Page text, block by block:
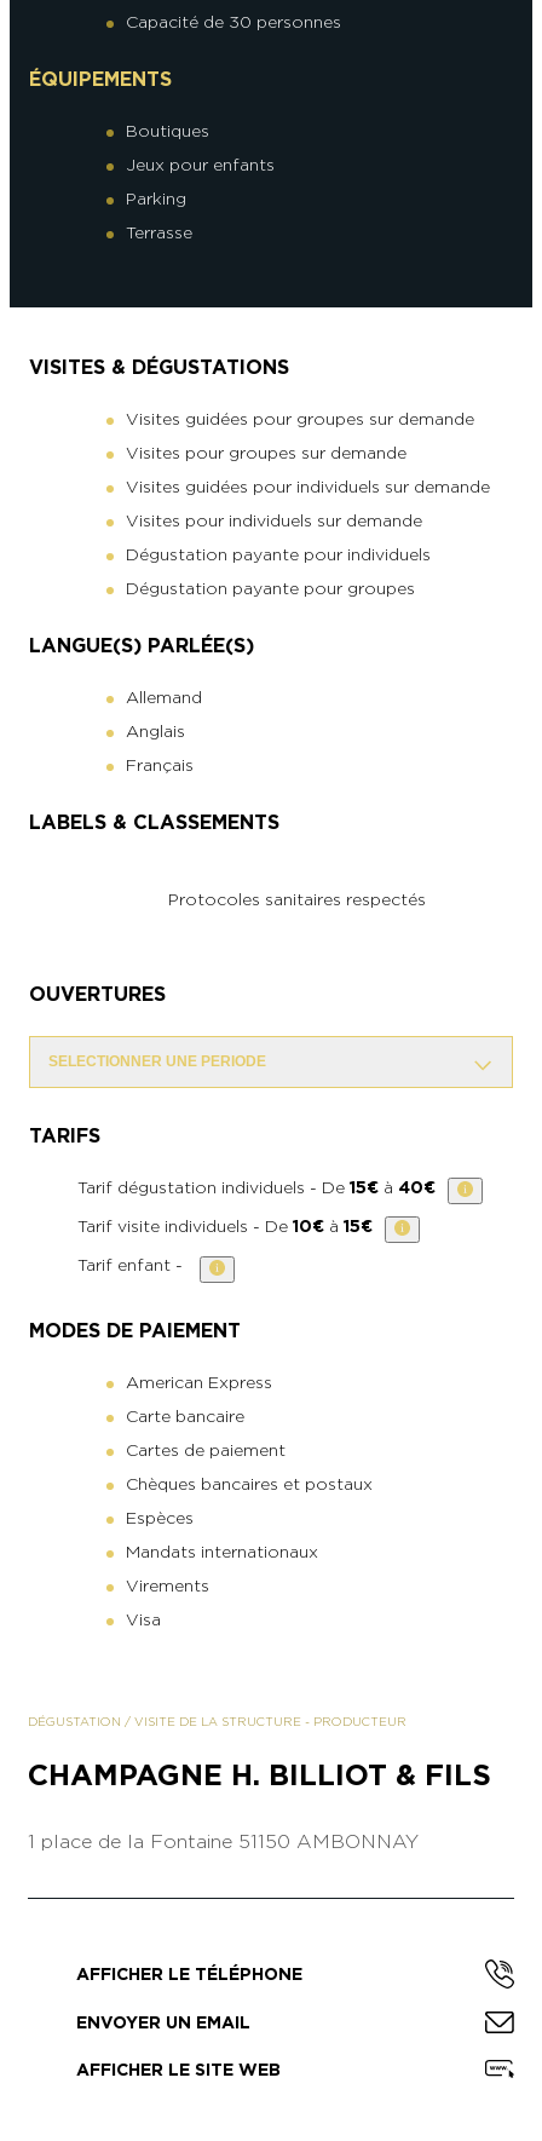
Capacité de 30 personnes
ÉQUIPEMENTS
Boutiques
Jeux pour enfants
Parking
Terrasse
VISITES & DÉGUSTATIONS
Visites guidées pour groupes sur demande
Visites pour groupes sur demande
Visites guidées pour individuels sur demande
Visites pour individuels sur demande
Dégustation payante pour individuels
Dégustation payante pour groupes
LANGUE(S) PARLÉE(S)
Allemand
Anglais
Français
LABELS & CLASSEMENTS
Protocoles sanitaires respectés
OUVERTURES
SELECTIONNER UNE PERIODE
TARIFS
Tarif dégustation individuels - De 15€ à 40€
Tarif visite individuels - De 10€ à 15€
Tarif enfant -
MODES DE PAIEMENT
American Express
Carte bancaire
Cartes de paiement
Chèques bancaires et postaux
Espèces
Mandats internationaux
Virements
Visa
DÉGUSTATION / VISITE DE LA STRUCTURE - PRODUCTEUR
CHAMPAGNE H. BILLIOT & FILS
1 place de la Fontaine 51150 AMBONNAY
AFFICHER LE TÉLÉPHONE
ENVOYER UN EMAIL
AFFICHER LE SITE WEB